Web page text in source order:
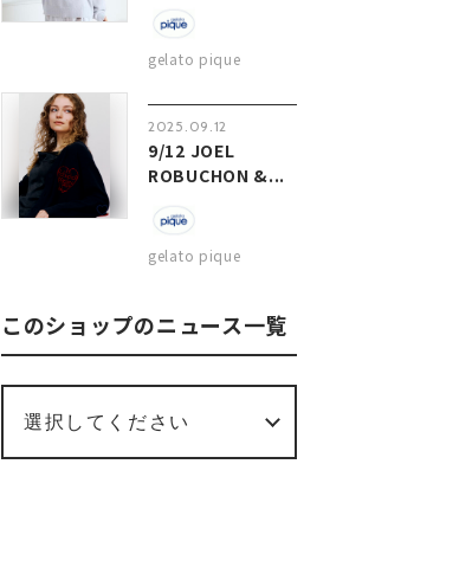
gelato pique
2025.09.12
9/12 JOEL
ROBUCHON &...
gelato pique
このショップのニュース一覧